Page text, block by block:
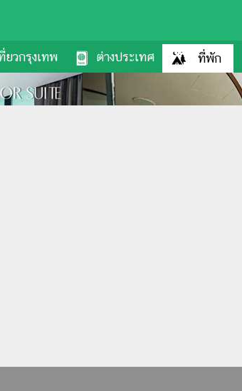
ยวกรุงเทพ ต่างประเทศ ที่พัก